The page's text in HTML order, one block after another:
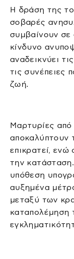
Η δράση της
σοβαρές
συμβαίνουν σε
κίνδυνο
αναδεικνύει
τις συνέπειες
ζωή.
Μαρτυρίες
αποκαλύπτουν
επικρατεί,
την κατάσταση.
υπόθεση
αυξημένα
μεταξύ των
καταπολέμηση